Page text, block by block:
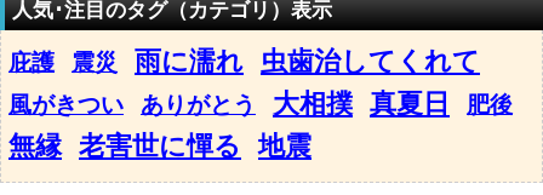
人気･注目のタグ（カテゴリ）表示
庇護 震災 雨に濡れ 虫歯治してくれて
風がきつい ありがとう 大相撲 真夏日 肥後
無縁 老害世に憚る 地震